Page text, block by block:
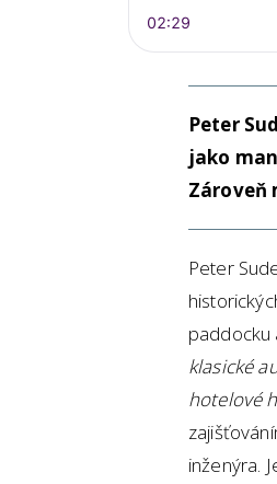
Peter
jako
Zároveň
Peter
paddocku
klasické
hotelové
inženýra.